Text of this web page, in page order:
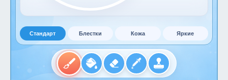
Стандарт Блестки Кожа Яркие